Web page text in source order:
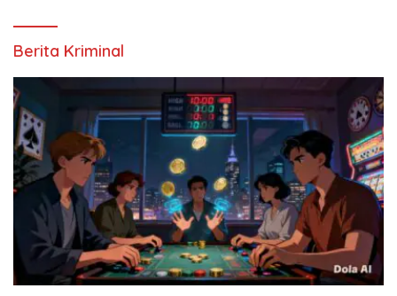
Berita Kriminal